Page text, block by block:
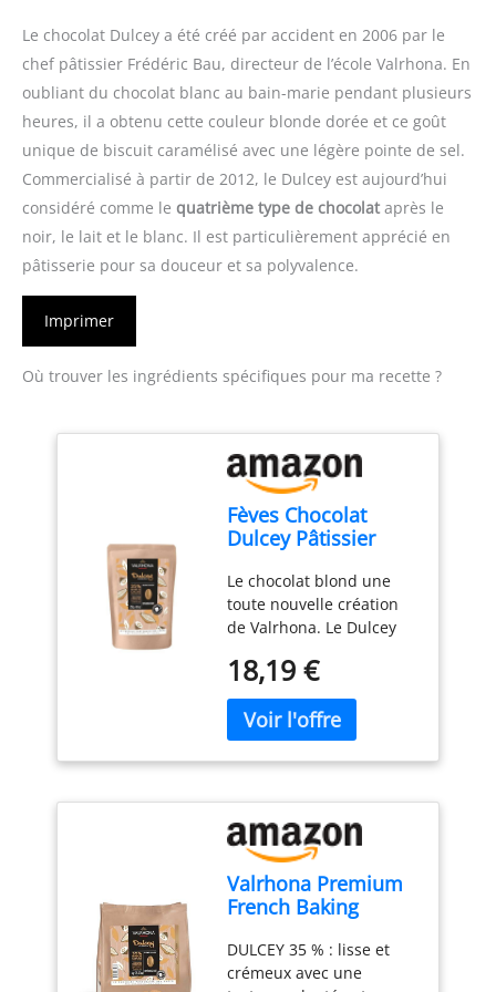
Le chocolat Dulcey a été créé par accident en 2006 par le
chef pâtissier Frédéric Bau, directeur de l’école Valrhona. En
oubliant du chocolat blanc au bain-marie pendant plusieurs
heures, il a obtenu cette couleur blonde dorée et ce goût
unique de biscuit caramélisé avec une légère pointe de sel.
Commercialisé à partir de 2012, le Dulcey est aujourd’hui
considéré comme le quatrième type de chocolat après le
noir, le lait et le blanc. Il est particulièrement apprécié en
pâtisserie pour sa douceur et sa polyvalence.
Imprimer
Où trouver les ingrédients spécifiques pour ma recette ?
Fèves Chocolat
Dulcey Pâtissier
Le chocolat blond une
toute nouvelle création
de Valrhona. Le Dulcey
texture crémeuse et
flatteuse. Sa douceur
biscuitée laisse
apparaître des notes
distinctives de pâte
intenses, le Dulcey se
marie particulièrement
bien avec le caramel, le
café et les noisettes ainsi
légèrement acides
comme la mangue, la
18,19 €
Valrhona Premium
French Baking
Discs (Fèves) Dulcey
35% Cacao, Notes
DULCEY 35 % : lisse et
crémeux avec une